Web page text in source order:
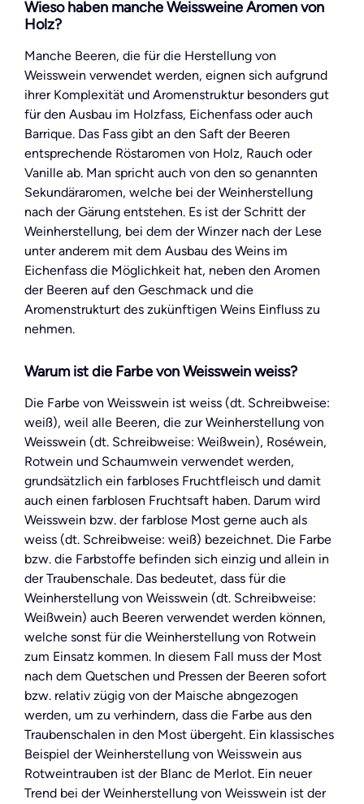
Wieso haben manche Weissweine Aromen von
Holz?
Manche Beeren, die für die Herstellung von
Weisswein verwendet werden, eignen sich aufgrund
ihrer Komplexität und Aromenstruktur besonders gut
für den Ausbau im Holzfass, Eichenfass oder auch
Barrique. Das Fass gibt an den Saft der Beeren
entsprechende Röstaromen von Holz, Rauch oder
Vanille ab. Man spricht auch von den so genannten
Sekundäraromen, welche bei der Weinherstellung
nach der Gärung entstehen. Es ist der Schritt der
Weinherstellung, bei dem der Winzer nach der Lese
unter anderem mit dem Ausbau des Weins im
Eichenfass die Möglichkeit hat, neben den Aromen
der Beeren auf den Geschmack und die
Aromenstrukturt des zukünftigen Weins Einfluss zu
nehmen.
Warum ist die Farbe von Weisswein weiss?
Die Farbe von Weisswein ist weiss (dt. Schreibweise:
weiß), weil alle Beeren, die zur Weinherstellung von
Weisswein (dt. Schreibweise: Weißwein), Roséwein,
Rotwein und Schaumwein verwendet werden,
grundsätzlich ein farbloses Fruchtfleisch und damit
auch einen farblosen Fruchtsaft haben. Darum wird
Weisswein bzw. der farblose Most gerne auch als
weiss (dt. Schreibweise: weiß) bezeichnet. Die Farbe
bzw. die Farbstoffe befinden sich einzig und allein in
der Traubenschale. Das bedeutet, dass für die
Weinherstellung von Weisswein (dt. Schreibweise:
Weißwein) auch Beeren verwendet werden können,
welche sonst für die Weinherstellung von Rotwein
zum Einsatz kommen. In diesem Fall muss der Most
nach dem Quetschen und Pressen der Beeren sofort
bzw. relativ zügig von der Maische abngezogen
werden, um zu verhindern, dass die Farbe aus den
Traubenschalen in den Most übergeht. Ein klassisches
Beispiel der Weinherstellung von Weisswein aus
Rotweintrauben ist der Blanc de Merlot. Ein neuer
Trend bei der Weinherstellung von Weisswein ist der